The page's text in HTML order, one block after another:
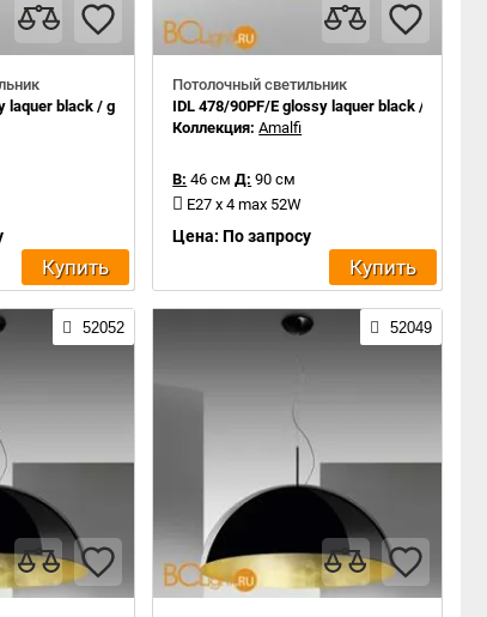
laquer black / gold leaf inside
Купить
Потолочный светильник
IDL 478/90PF/E glossy laquer black / gold
Коллекция:Amalfi
В: 46 см Д: 90 см
E27 x 4 max 52W
Цена: По запросу
Купить
52052 52049